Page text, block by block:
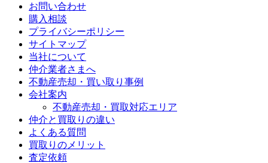
お問い合わせ
購入相談
プライバシーポリシー
サイトマップ
当社について
仲介業者さまへ
不動産売却・買い取り事例
会社案内
不動産売却・買取対応エリア
仲介と買取りの違い
よくある質問
買取りのメリット
査定依頼